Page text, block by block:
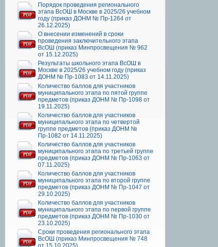
Порядок проведения регионального
этапа ВсОШ в Москве в 2025/26 учебном
году (приказ ДОНМ № Пр-1264 от
26.12.2025)
О внесении изменений в сроки
проведения заключительного этапа
ВсОШ (приказ Минпросвещения № 962
от 15.12.2025)
Результаты школьного этапа ВсОШ в
Москве в 2025/26 учебном году (приказ
ДОНМ № Пр-1083 от 14.11.2025)
Количество баллов для участников
муниципального этапа по пятой группе
предметов (приказ ДОНМ № Пр-1098 от
19.11.2025)
Количество баллов для участников
муниципального этапа по четвертой
группе предметов (приказ ДОНМ №
Пр-1082 от 14.11.2025)
Количество баллов для участников
муниципального этапа по третьей группе
предметов (приказ ДОНМ № Пр-1063 от
07.11.2025)
Количество баллов для участников
муниципального этапа по второй группе
предметов (приказ ДОНМ № Пр-1047 от
29.10.2025)
Количество баллов для участников
муниципального этапа по первой группе
предметов (приказ ДОНМ № Пр-1030 от
23.10.2025)
Сроки проведения регионального этапа
ВсОШ (приказ Минпросвещения № 748
от 15.10.2025)